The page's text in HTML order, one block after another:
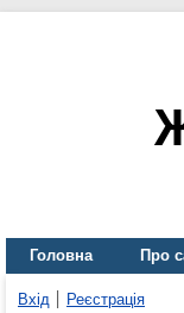
Головна Про
Вхід Реєстрація